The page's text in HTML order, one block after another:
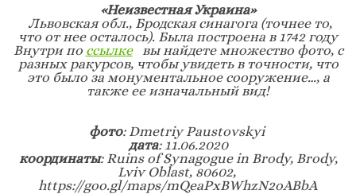
«Неизвестная Украина»
Львовская обл., Бродская синагога (точнее то,
что от нее осталось). Была построена в 1742 году
Внутри по ссылкевы найдете множество фото, с
разных ракурсов, чтобы увидеть в точности, что
это было за монументальное сооружение…, а
также ее изначальный вид!
фото: Dmetriy Paustovskyi
дата: 11.06.2020
координаты: Ruins of Synagogue in Brody, Brody,
Lviv Oblast, 80602,
https://goo.gl/maps/mQeaPxBWhzN2oABbA